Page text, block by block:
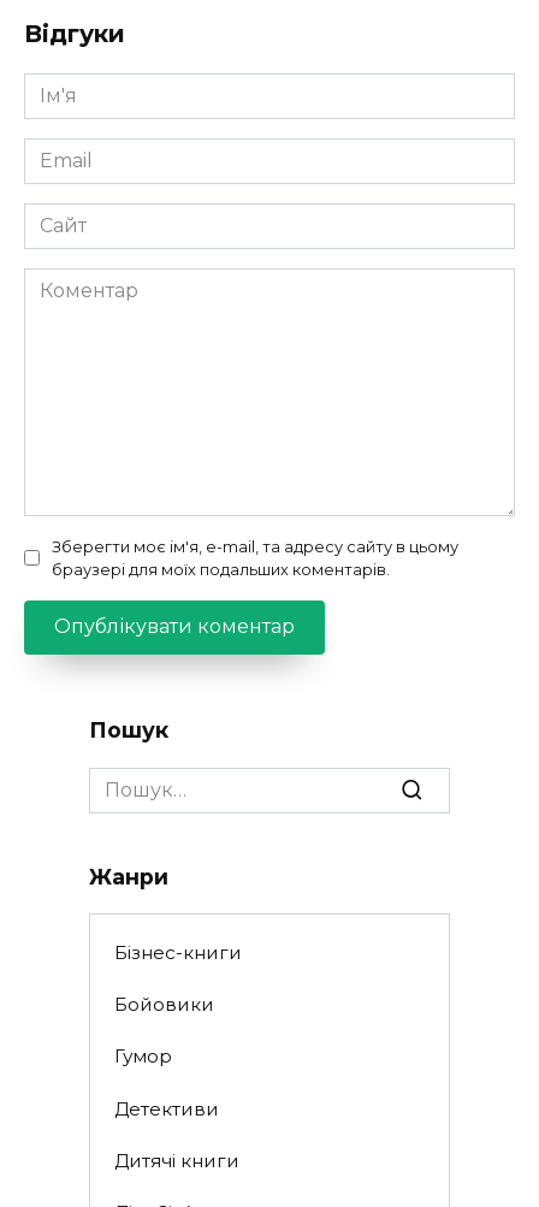
Відгуки
Ім'я
*
Email
*
Сайт
Коментар
Зберегти моє ім'я, e-mail, та адресу сайту в цьому
браузері для моїх подальших коментарів.
Пошук
Search
for:
Жанри
Бізнес-книги
Бойовики
Гумор
Детективи
Дитячі книги